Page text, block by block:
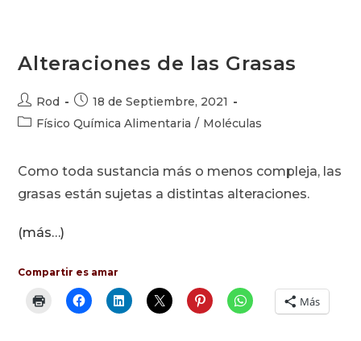
Alteraciones de las Grasas
Autor
de
Rod
Publicación
de
la
18 de Septiembre, 2021
Categoría
entrada:
Físico Química Alimentaria / Moléculas
Como toda sustancia más o menos compleja, las
grasas están sujetas a distintas alteraciones.
(más…)
Compartir es amar
Más